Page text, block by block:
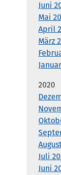
Juni
Mai
April
März
2020
Juli
Juni